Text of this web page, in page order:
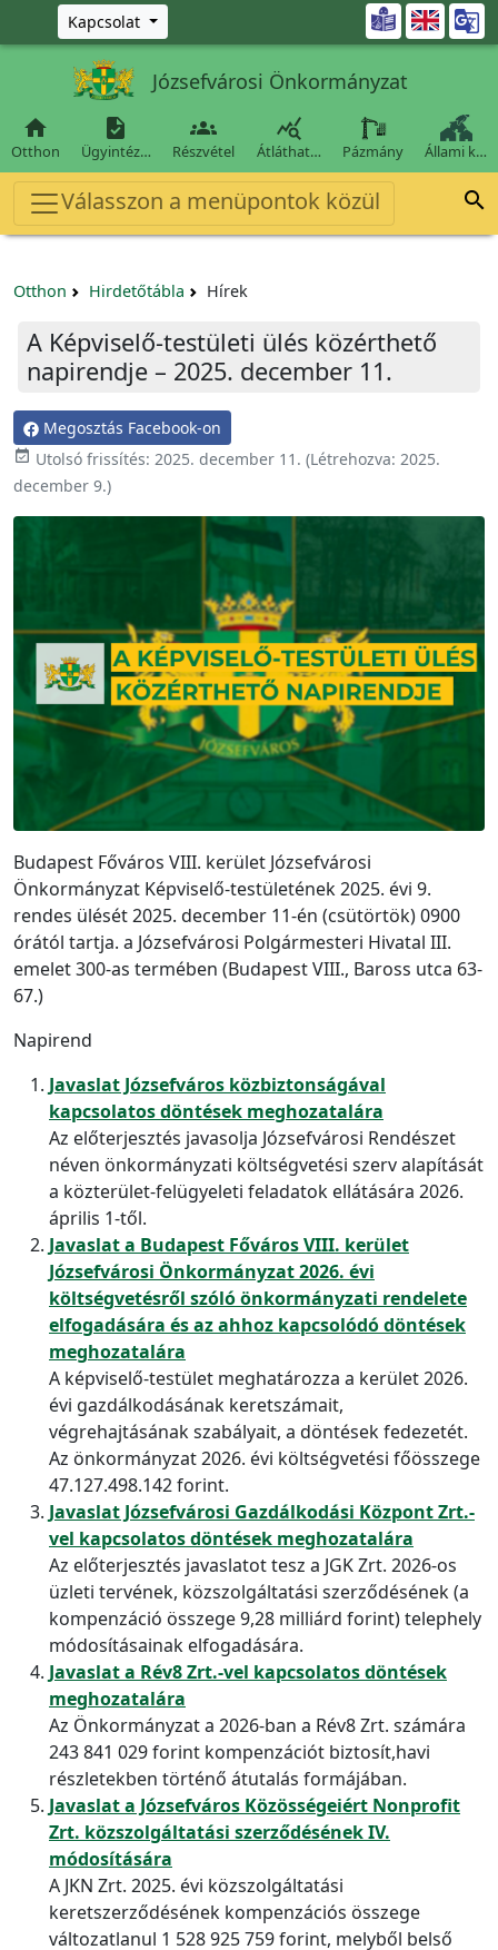
Ugrás a fő tartalomra
Kapcsolat 
Józsefvárosi Önkormányzat

Otthon

Ügyintéz…

Részvétel

Átláthat… Pázmány Állami k…
Válasszon a menüpontok közül 
Otthon Hirdetőtábla Hírek
A Képviselő-testületi ülés közérthető
napirendje – 2025. december 11.
Megosztás Facebook-on
 Utolsó frissítés: 2025. december 11. (Létrehozva: 2025.
december 9.)
Budapest Főváros VIII. kerület Józsefvárosi
Önkormányzat Képviselő-testületének 2025. évi 9.
rendes ülését 2025. december 11-én (csütörtök) 0900
órától tartja. a Józsefvárosi Polgármesteri Hivatal III.
emelet 300-as termében (Budapest VIII., Baross utca 63-
67.)
Napirend
Javaslat Józsefváros közbiztonságával
kapcsolatos döntések meghozatalára
Az előterjesztés javasolja Józsefvárosi Rendészet
néven önkormányzati költségvetési szerv alapítását
a közterület-felügyeleti feladatok ellátására 2026.
április 1-től.
Javaslat a Budapest Főváros VIII. kerület
Józsefvárosi Önkormányzat 2026. évi
költségvetésről szóló önkormányzati rendelete
elfogadására és az ahhoz kapcsolódó döntések
meghozatalára
A képviselő-testület meghatározza a kerület 2026.
évi gazdálkodásának keretszámait,
végrehajtásának szabályait, a döntések fedezetét.
Az önkormányzat 2026. évi költségvetési főösszege
47.127.498.142 forint.
Javaslat Józsefvárosi Gazdálkodási Központ Zrt.-
vel kapcsolatos döntések meghozatalára
Az előterjesztés javaslatot tesz a JGK Zrt. 2026-os
üzleti tervének, közszolgáltatási szerződésének (a
kompenzáció összege 9,28 milliárd forint) telephely
módosításainak elfogadására.
Javaslat a Rév8 Zrt.-vel kapcsolatos döntések
meghozatalára
Az Önkormányzat a 2026-ban a Rév8 Zrt. számára
243 841 029 forint kompenzációt biztosít,havi
részletekben történő átutalás formájában.
Javaslat a Józsefváros Közösségeiért Nonprofit
Zrt. közszolgáltatási szerződésének IV.
módosítására
A JKN Zrt. 2025. évi közszolgáltatási
keretszerződésének kompenzációs összege
változatlanul 1 528 925 759 forint, melyből belső